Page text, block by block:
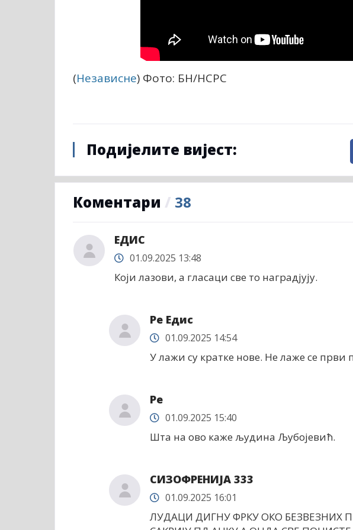
(Независне) Фото: БН/НСРС
Подијелите вијест:
Коментари / 38
ЕДИС
01.09.2025 13:48
Који лазови, а гласаци све то наградјују.
Ре Едис
01.09.2025 14:54
У лажи су кратке нове. Не лаже се први
Ре
01.09.2025 15:40
Шта на ово каже људина Љубојевић.
СИЗОФРЕНИЈА 333
01.09.2025 16:01
ЛУДАЦИ ДИГНУ ФРКУ ОКО БЕЗВЕЗНИХ